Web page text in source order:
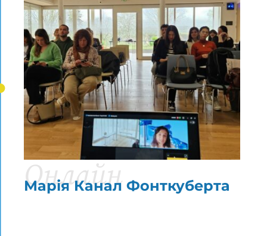
Марія Канал Фонткуберта
Онлайн